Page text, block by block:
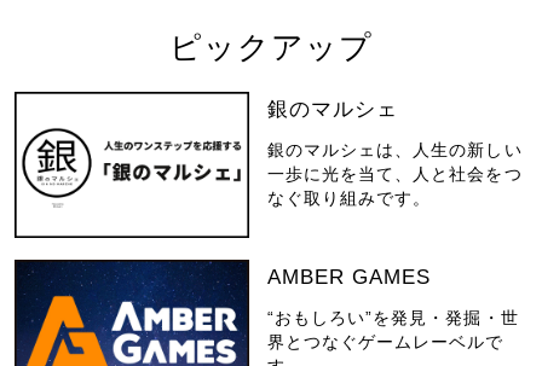
ピックアップ
銀のマルシェ
銀のマルシェは、人生の新しい
一歩に光を当て、人と社会をつ
なぐ取り組みです。
AMBER GAMES
“おもしろい”を発見・発掘・世
界とつなぐゲームレーベルで